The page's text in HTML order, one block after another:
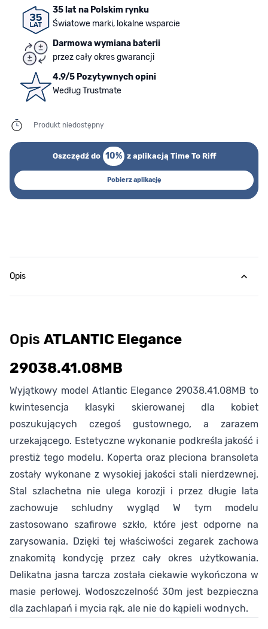
35 lat na Polskim rynku
Światowe marki, lokalne wsparcie
Darmowa wymiana baterii
przez cały okres gwarancji
4.9/5 Pozytywnych opini
Według Trustmate
Produkt niedostępny
Oszczędź do 10% z aplikacją Time To Riff
Pobierz aplikację
Opis
Opis ATLANTIC Elegance
29038.41.08MB
Wyjątkowy model Atlantic Elegance 29038.41.08MB to
kwintesencja klasyki skierowanej dla kobiet
poszukujących czegoś gustownego, a zarazem
urzekającego. Estetyczne wykonanie podkreśla jakość i
prestiż tego modelu. Koperta oraz pleciona bransoleta
zostały wykonane z wysokiej jakości stali nierdzewnej.
Stal szlachetna nie ulega korozji i przez długie lata
zachowuje schludny wyglądW tym modelu
zastosowano szafirowe szkło, które jest odporne na
zarysowania. Dzięki tej właściwości zegarek zachowa
znakomitą kondycję przez cały okres użytkowania.
Delikatna jasna tarcza została ciekawie wykończona w
masie perłowej. Wodoszczelność 30m jest bezpieczna
dla zachlapań i mycia rąk, ale nie do kąpieli wodnych.